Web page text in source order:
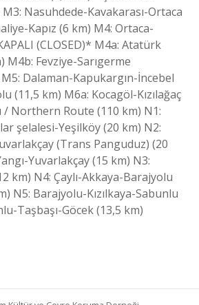
Nasuhdede-Kavakarası-Ortaca
Kapız (6 km) M4: Ortaca-
(CLOSED)* M4a: Atatürk
M4b: Fevziye-Sarıgerme
Dalaman-Kapukargın-İncebel
(11,5 km) M6a: Kocagöl-Kızılağaç
/ Northern Route (110 km) N1:
şelalesi-Yeşilköy (20 km) N2:
(Trans Panguduz) (20
Yuvarlakçay (15 km) N3:
km) N4: Çaylı-Akkaya-Barajyolu
N5: Barajyolu-Kızılkaya-Sabunlu
Taşbaşı-Göcek (13,5 km)